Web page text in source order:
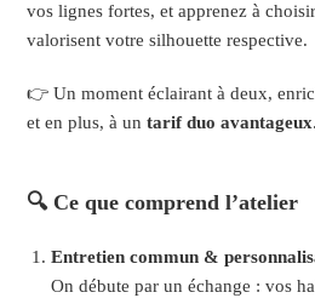
vos lignes fortes, et apprenez à
valorisent votre silhouette respective.
👉 Un moment éclairant à deux,
et en plus, à untarif duo avantageux.
🔍 Ce que comprend l’atelier
Entretien commun &
On débute par un échange : vos